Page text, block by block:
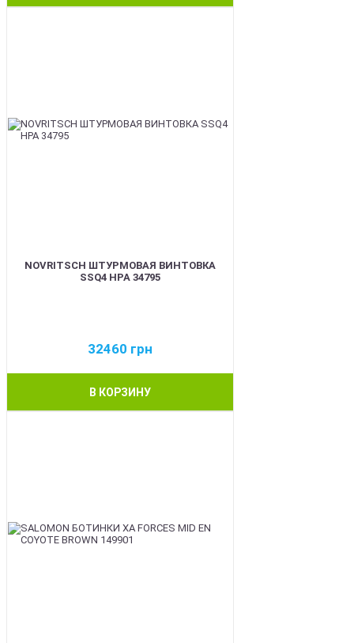
NOVRITSCH ШТУРМОВАЯ ВИНТОВКА
SSQ4 HPA 34795
32460 грн
В КОРЗИНУ